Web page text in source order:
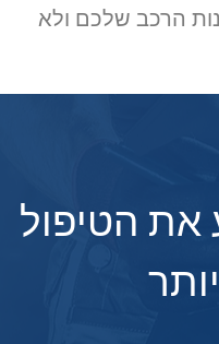
הרכב שלכם ולא
את הטיפול